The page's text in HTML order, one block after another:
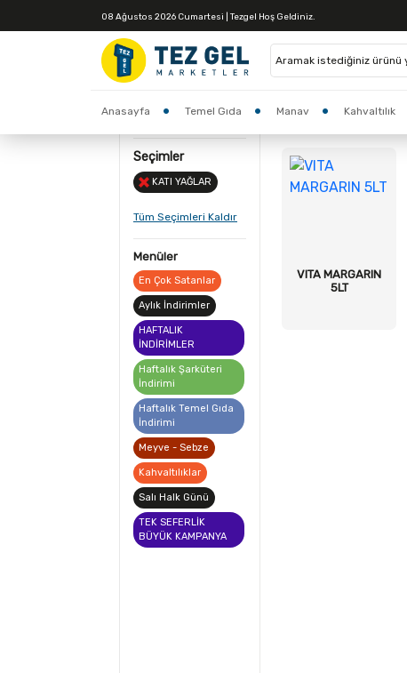
08 Ağustos 2026 Cumartesi | Tezgel Hoş Geldiniz.
Anasayfa Temel Gıda Manav Kahvaltılık
İndirimler Market
3 Ürün
Seçimler
KATI YAĞLAR
Tüm Seçimleri Kaldır
Menüler
En Çok Satanlar
Aylık İndirimler
HAFTALIK
İNDİRİMLER
Haftalık Şarküteri
İndirimi
Haftalık Temel Gıda
İndirimi
Meyve - Sebze
Kahvaltılıklar
Salı Halk Günü
TEK SEFERLİK
BÜYÜK KAMPANYA
VITA MARGARIN
5LT